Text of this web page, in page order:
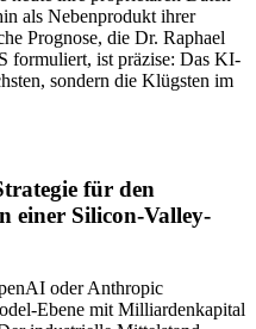
als Nebenprodukt ihrer
Prognose, die Dr. Raphael
ist präzise: Das KI-
sondern die Klügsten im
für den
einer Silicon-Valley-
oder Anthropic
Ebene mit Milliardenkapital